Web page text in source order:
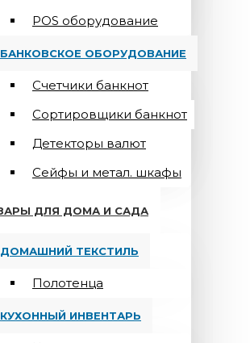
POS оборудование
БАНКОВСКОЕ ОБОРУДОВАНИЕ
Счетчики банкнот
Сортировщики банкнот
Детекторы валют
Сейфы и метал. шкафы
ДЛЯ ДОМА И САДА
ДОМАШНИЙ ТЕКСТИЛЬ
Полотенца
КУХОННЫЙ ИНВЕНТАРЬ